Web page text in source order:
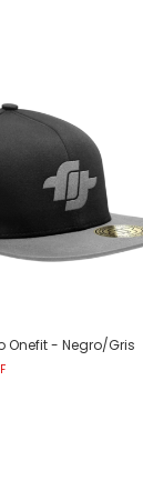
Onefit - Negro/Gris